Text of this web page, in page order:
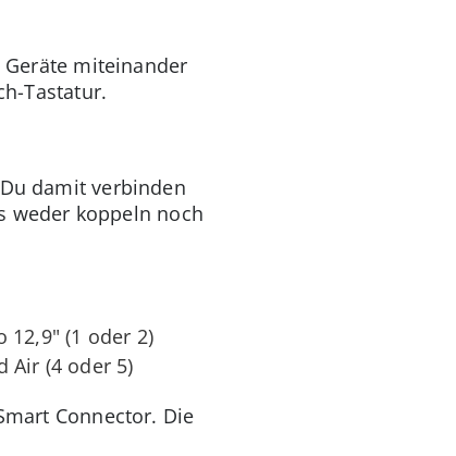
miteinander
Tastatur.
damit verbinden
weder koppeln noch
12,9" (1 oder 2)
Air (4 oder 5)
Connector. Die